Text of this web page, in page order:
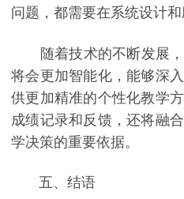
问题，都需要在系统设计和
随着技术的不断发展，
将会更加智能化，能够深
供更加精准的个性化教学
成绩记录和反馈，还将融
学决策的重要依据。
五、结语